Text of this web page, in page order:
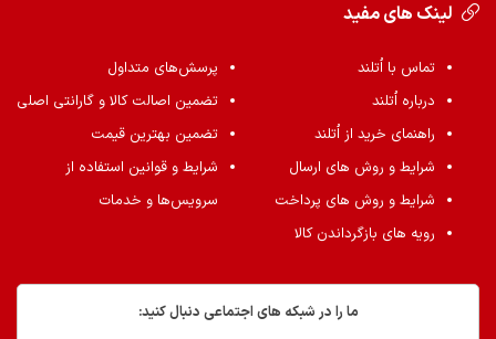
لینک های مفید
تماس با اُتلند
درباره اُتلند
راهنمای خرید از اُتلند
شرایط و روش های ارسال
شرایط و روش های پرداخت
رویه های بازگرداندن کالا
پرسش‌های متداول
تضمین اصالت کالا و گارانتی اصلی
تضمین بهترین قیمت
شرایط و قوانین استفاده از
سرویس‌ها و خدمات
ما را در شبکه های اجتماعی دنبال کنید: